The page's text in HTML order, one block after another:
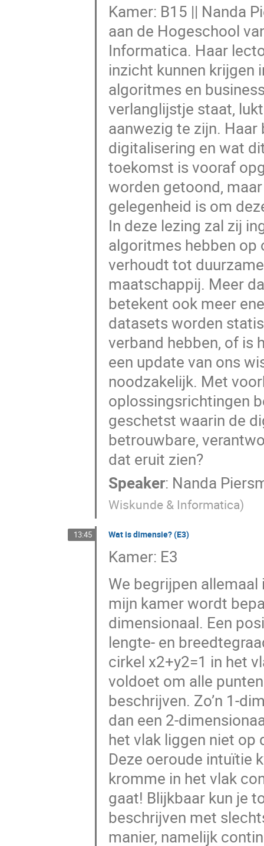
Kamer: B15 || Nanda
aan de Hogeschool
Informatica. Haar
inzicht kunnen krijgen
algoritmes en
verlanglijstje staat,
aanwezig te zijn.
digitalisering en wat
toekomst is vooraf
worden getoond,
gelegenheid is om
In deze lezing zal zij
algoritmes hebben op
verhoudt tot
maatschappij. Meer
betekent ook meer
datasets worden
verband hebben, of is
een update van ons
noodzakelijk. Met
oplossingsrichtingen
geschetst waarin de
betrouwbare,
dat eruit zien?
Speaker: Nanda
Wiskunde & Informatica)
13:45 Wat is dimensie? (E3)
Kamer: E3
We begrijpen allemaal
mijn kamer wordt
dimensionaal. Een
lengte- en
cirkel x2+y2=1 in het
voldoet om alle
beschrijven. Zo’n 1-
dan een 2-
het vlak liggen niet op
Deze oeroude intuïtie
kromme in het vlak
gaat! Blijkbaar kun je
beschrijven met
manier, namelijk